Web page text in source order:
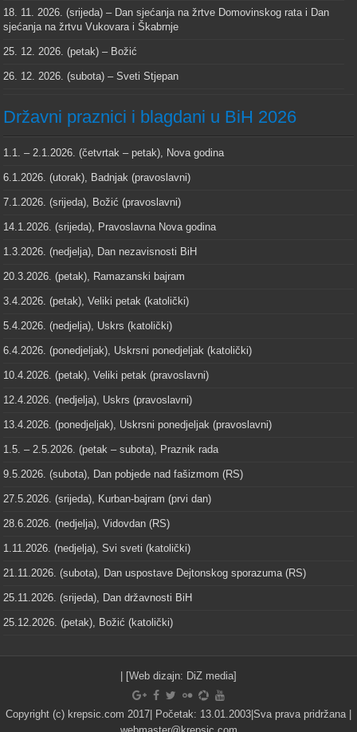
18. 11. 2026. (srijeda) – Dan sjećanja na žrtve Domovinskog rata i Dan
sjećanja na žrtvu Vukovara i Škabrnje
25. 12. 2026. (petak) – Božić
26. 12. 2026. (subota) – Sveti Stjepan
Državni praznici i blagdani u BiH 2026
1.1. – 2.1.2026. (četvrtak – petak), Nova godina
6.1.2026. (utorak), Badnjak (pravoslavni)
7.1.2026. (srijeda), Božić (pravoslavni)
14.1.2026. (srijeda), Pravoslavna Nova godina
1.3.2026. (nedjelja), Dan nezavisnosti BiH
20.3.2026. (petak), Ramazanski bajram
3.4.2026. (petak), Veliki petak (katolički)
5.4.2026. (nedjelja), Uskrs (katolički)
6.4.2026. (ponedjeljak), Uskrsni ponedjeljak (katolički)
10.4.2026. (petak), Veliki petak (pravoslavni)
12.4.2026. (nedjelja), Uskrs (pravoslavni)
13.4.2026. (ponedjeljak), Uskrsni ponedjeljak (pravoslavni)
1.5. – 2.5.2026. (petak – subota), Praznik rada
9.5.2026. (subota), Dan pobjede nad fašizmom (RS)
27.5.2026. (srijeda), Kurban-bajram (prvi dan)
28.6.2026. (nedjelja), Vidovdan (RS)
1.11.2026. (nedjelja), Svi sveti (katolički)
21.11.2026. (subota), Dan uspostave Dejtonskog sporazuma (RS)
25.11.2026. (srijeda), Dan državnosti BiH
25.12.2026. (petak), Božić (katolički)
| [Web dizajn: DiZ media]
Copyright (c) krepsic.com 2017| Početak: 13.01.2003|Sva prava pridržana |